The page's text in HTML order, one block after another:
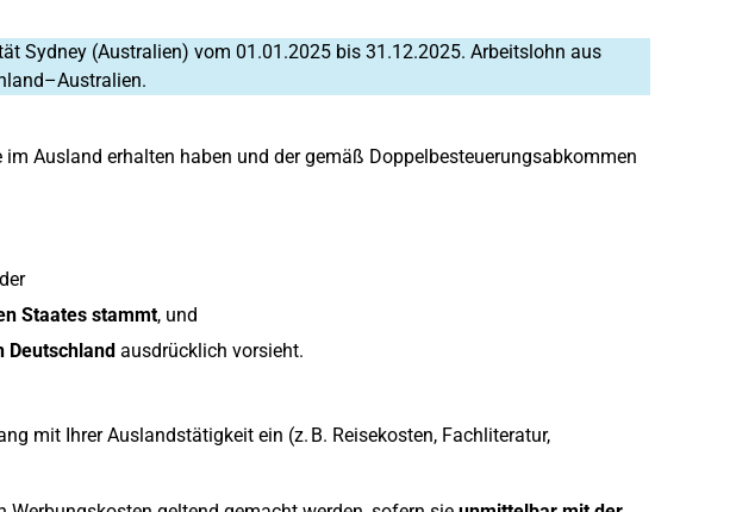
Sydney (Australien) vom 01.01.2025 bis 31.12.2025. Arbeitslohn aus
im Ausland erhalten haben und der gemäß Doppelbesteuerungsabkommen
Staates stammt, und
Deutschlandausdrücklich vorsieht.
mit Ihrer Auslandstätigkeit ein (z. B. Reisekosten, Fachliteratur,